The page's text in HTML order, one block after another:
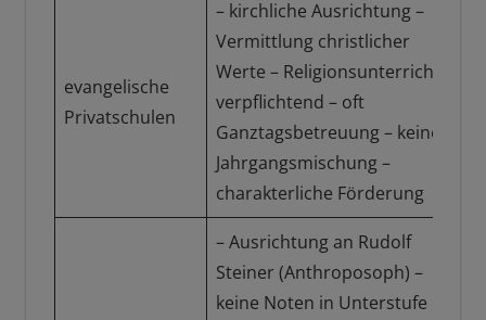
evangelische
Privatschulen
– kirchliche Ausrichtung –
Vermittlung christlicher
Werte – Religionsunterricht
verpflichtend – oft
Ganztagsbetreuung – keine
Jahrgangsmischung –
charakterliche Förderung
– Ausrichtung an Rudolf
Steiner (Anthroposoph) –
keine Noten in Unterstufe